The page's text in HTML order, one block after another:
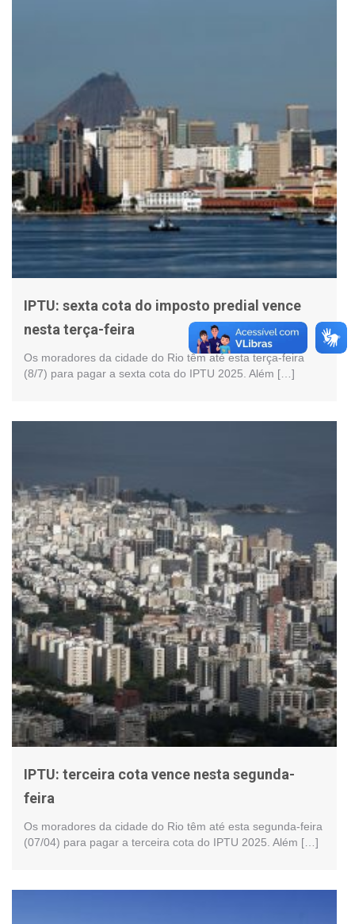
IPTU: sexta cota do imposto predial vence
nesta terça-feira
Os moradores da cidade do Rio têm até esta terça-feira
(8/7) para pagar a sexta cota do IPTU 2025. Além […]
IPTU: terceira cota vence nesta segunda-
feira
Os moradores da cidade do Rio têm até esta segunda-feira
(07/04) para pagar a terceira cota do IPTU 2025. Além […]